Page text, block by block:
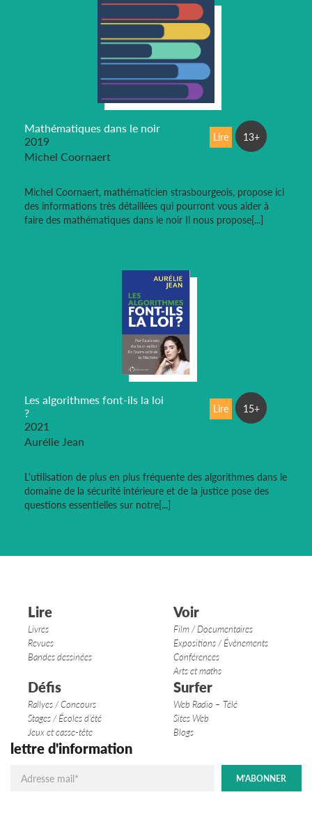
Mathématiques dans le noir
2019
Michel Coornaert
Michel Coornaert, mathématicien strasbourgeois, propose ici
des informations très détaillées qui pourront vous aider à
faire des mathématiques dans le noir Il nous propose[...]
Lire 13+
Les algorithmes font-ils la loi
?
2021
Aurélie Jean
L'utilisation de plus en plus fréquente des algorithmes dans le
domaine de la sécurité intérieure et de la justice pose des
questions essentielles sur notre[...]
Lire 15+
Lire
Livres
Revues
Bandes dessinées
Voir
Film / Documentaires
Expositions / Évènements
Conférences
Arts et maths
Défis
Rallyes / Concours
Stages / Écoles d’été
Jeux et casse-tête
Surfer
Web Radio – Télé
Sites Web
Blogs
lettre d'information